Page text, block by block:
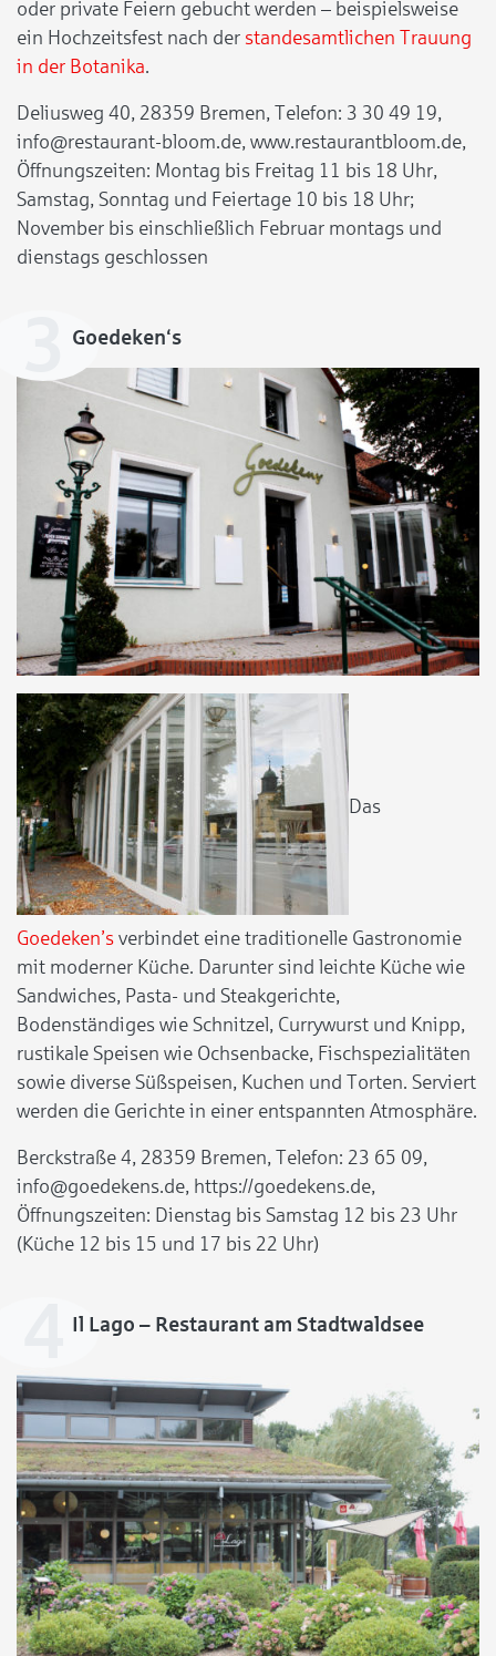
oder private Feiern gebucht werden – beispielsweise
ein Hochzeitsfest nach der standesamtlichen Trauung
in der Botanika.
Deliusweg 40, 28359 Bremen, Telefon: 3 30 49 19,
info@restaurant-bloom.de, www.restaurantbloom.de,
Öffnungszeiten: Montag bis Freitag 11 bis 18 Uhr,
Samstag, Sonntag und Feiertage 10 bis 18 Uhr;
November bis einschließlich Februar montags und
dienstags geschlossen
Goedeken‘s
Das
Goedeken’s verbindet eine traditionelle Gastronomie
mit moderner Küche. Darunter sind leichte Küche wie
Sandwiches, Pasta- und Steakgerichte,
Bodenständiges wie Schnitzel, Currywurst und Knipp,
rustikale Speisen wie Ochsenbacke, Fischspezialitäten
sowie diverse Süßspeisen, Kuchen und Torten. Serviert
werden die Gerichte in einer entspannten Atmosphäre.
Berckstraße 4, 28359 Bremen, Telefon: 23 65 09,
info@goedekens.de, https://goedekens.de,
Öffnungszeiten: Dienstag bis Samstag 12 bis 23 Uhr
(Küche 12 bis 15 und 17 bis 22 Uhr)
Il Lago – Restaurant am Stadtwaldsee